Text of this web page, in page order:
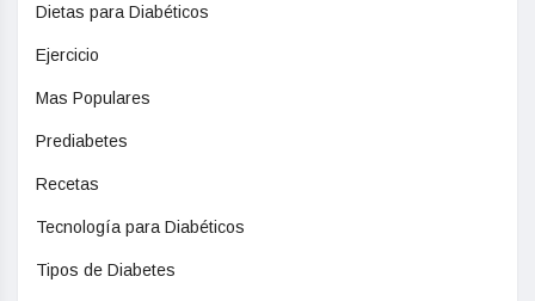
Dietas para Diabéticos
Ejercicio
Mas Populares
Prediabetes
Recetas
Tecnología para Diabéticos
Tipos de Diabetes